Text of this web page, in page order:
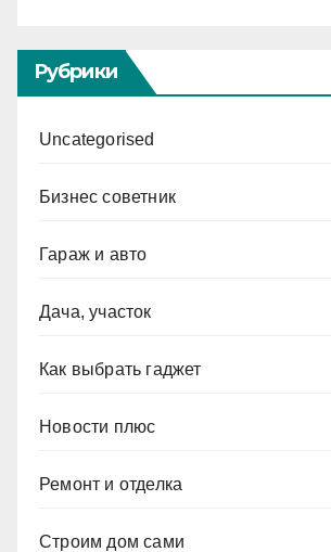
Рубрики
Uncategorised
Бизнес советник
Гараж и авто
Дача, участок
Как выбрать гаджет
Новости плюс
Ремонт и отделка
Строим дом сами